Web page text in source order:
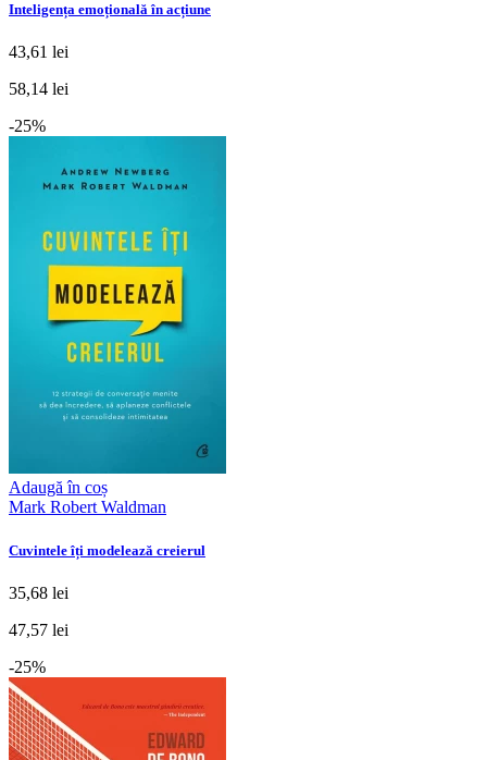
Inteligența emoțională în acțiune
43,61 lei
58,14 lei
-25%
Adaugă în coș
Mark Robert Waldman
Cuvintele îți modelează creierul
35,68 lei
47,57 lei
-25%